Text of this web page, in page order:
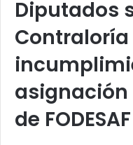
Diputados
asignación
de FODESAF